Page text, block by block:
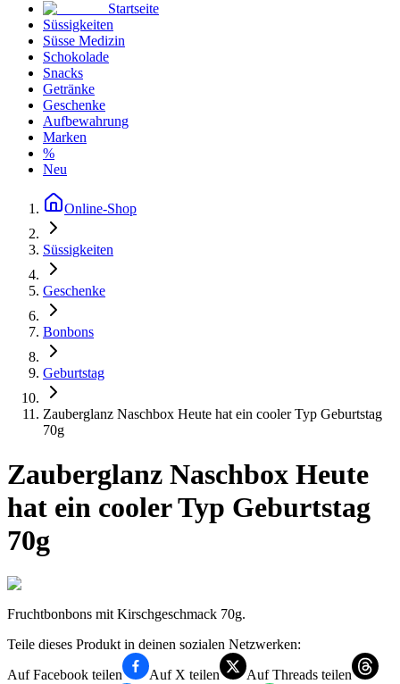
Startseite
Süssigkeiten
Süsse Medizin
Schokolade
Snacks
Getränke
Geschenke
Aufbewahrung
Marken
%
Neu
Online-Shop
Süssigkeiten
Geschenke
Bonbons
Geburtstag
Zauberglanz Naschbox Heute hat ein cooler Typ Geburtstag
70g
Zauberglanz Naschbox Heute
hat ein cooler Typ Geburtstag
70g
Fruchtbonbons mit Kirschgeschmack 70g.
Teile dieses Produkt in deinen sozialen Netzwerken:
Auf Facebook teilen
Auf X teilen
Auf Threads teilen